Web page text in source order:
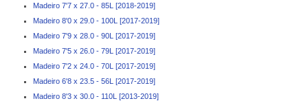
Madeiro 7'7 x 27.0 - 85L [2018-2019]
Madeiro 8'0 x 29.0 - 100L [2017-2019]
Madeiro 7'9 x 28.0 - 90L [2017-2019]
Madeiro 7'5 x 26.0 - 79L [2017-2019]
Madeiro 7'2 x 24.0 - 70L [2017-2019]
Madeiro 6'8 x 23.5 - 56L [2017-2019]
Madeiro 8'3 x 30.0 - 110L [2013-2019]